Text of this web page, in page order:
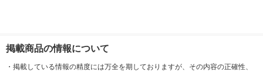
掲載商品の情報について
・ 掲載している情報の精度には万全を期しておりますが、その内容の正確性、